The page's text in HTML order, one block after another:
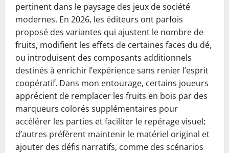
pertinent dans le paysage des jeux de société
modernes. En 2026, les éditeurs ont parfois
proposé des variantes qui ajustent le nombre de
fruits, modifient les effets de certaines faces du dé,
ou introduisent des composants additionnels
destinés à enrichir l’expérience sans renier l’esprit
coopératif. Dans mon entourage, certains joueurs
apprécient de remplacer les fruits en bois par des
marqueurs colorés supplémentaires pour
accélérer les parties et faciliter le repérage visuel;
d’autres préfèrent maintenir le matériel original et
ajouter des défis narratifs, comme des scénarios